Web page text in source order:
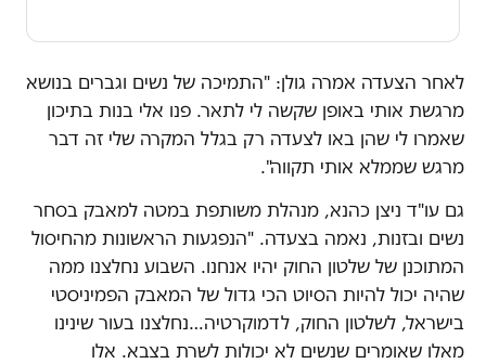
לאחר הצעדה אמרה גולן: "התמיכה של נשים וגברים בנושא
מרגשת אותי באופן שקשה לי לתאר. פנו אלי בנות בתיכון
שאמרו לי שהן באו לצעדה רק בגלל המקרה שלי זה דבר
מרגש שממלא אותי תקווה".
גם עו"ד ניצן כהנא, מנהלת משותפת במטה למאבק בסחר
נשים ובזנות, נאמה בצעדה. "הנפגעות הראשונות מהחיסול
המתוכנן של שלטון החוק יהיו אנחנו. השבוע נחלצנו ממה
שהיה יכול להיות הסיוט הכי גדול של המאבק הפמיניסטי
בישראל, לשלטון החוק, לדמוקרטיה…נחלצנו בעור שינינו
מאלו שאומרים שנשים לא יכולות לשרת בצבא. אלו